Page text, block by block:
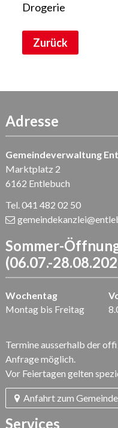
Drogerie
Zurück
Adresse
Gemeindeverwaltung
Marktplatz 2
6162 Entlebuch
Tel. 041 482 02 50
gemeindekanzlei
Sommer-
(06.07.-
Wochentag
Montag bis Freitag
Termine ausserhalb der
Anfrage möglich.
Vor Feiertagen gelten
Anfahrt zum
Services